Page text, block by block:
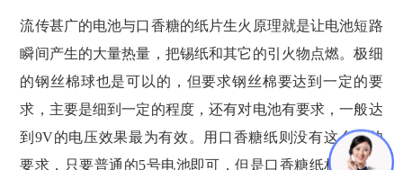
流传甚广的电池与口香糖的纸片生火原理就是让电池短路
瞬间产生的大量热量，把锡纸和其它的引火物点燃。极细
的钢丝棉球也是可以的，但要求钢丝棉要达到一定的要
求，主要是细到一定的程度，还有对电池有要求，一般达
到9V的电压效果最为有效。用口香糖纸则没有这么高的
要求，只要普通的5号电池即可，但是口香糖纸相互接触